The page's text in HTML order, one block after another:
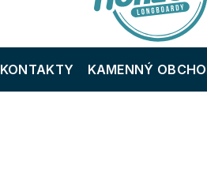
KONTAKTY KAMENNÝ